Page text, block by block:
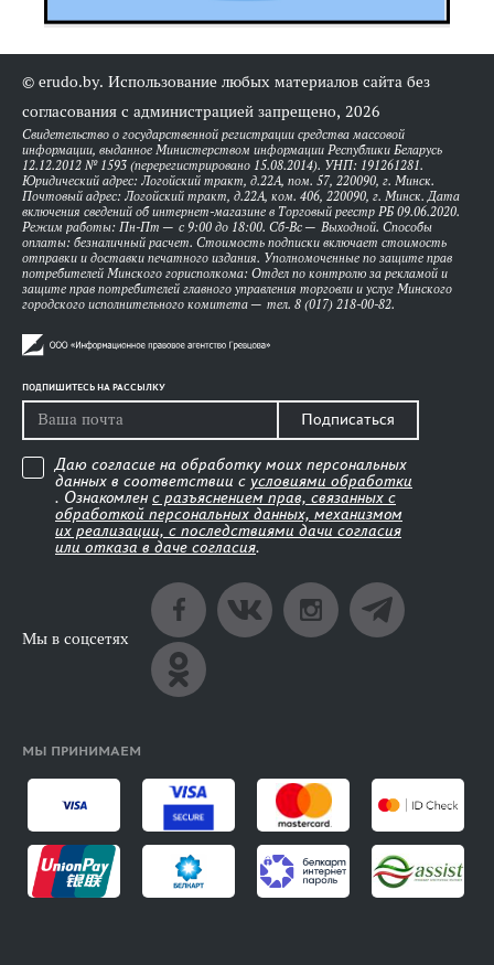
© erudo.by. Использование любых материалов сайта без
согласования с администрацией запрещено, 2026
Свидетельство о государственной регистрации средства массовой
информации, выданное Министерством информации Республики Беларусь
12.12.2012 № 1593 (перерегистрировано 15.08.2014). УНП: 191261281.
Юридический адрес: Логойский тракт, д.22А, пом. 57, 220090, г. Минск.
Почтовый адрес: Логойский тракт, д.22А, ком. 406, 220090, г. Минск. Дата
включения сведений об интернет-магазине в Торговый реестр РБ 09.06.2020.
Режим работы: Пн-Пт — с 9:00 до 18:00. Сб-Вс — Выходной. Способы
оплаты: безналичный расчет. Стоимость подписки включает стоимость
отправки и доставки печатного издания. Уполномоченные по защите прав
потребителей Минского горисполкома: Отдел по контролю за рекламой и
защите прав потребителей главного управления торговли и услуг Минского
городского исполнительного комитета — тел. 8 (017) 218-00-82.
ПОДПИШИТЕСЬ НА РАССЫЛКУ
Подписаться
Даю согласие на обработку моих персональных
данных в соответствии с условиями обработки
. Ознакомлен с разъяснением прав, связанных с
обработкой персональных данных, механизмом
их реализации, с последствиями дачи согласия
или отказа в даче согласия.
Мы в соцсетях
МЫ ПРИНИМАЕМ